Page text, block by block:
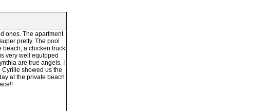
ones. The apartment
pretty. The pool
beach, a chicken truck
very well equipped
are true angels. I
showed us the
at the private beach